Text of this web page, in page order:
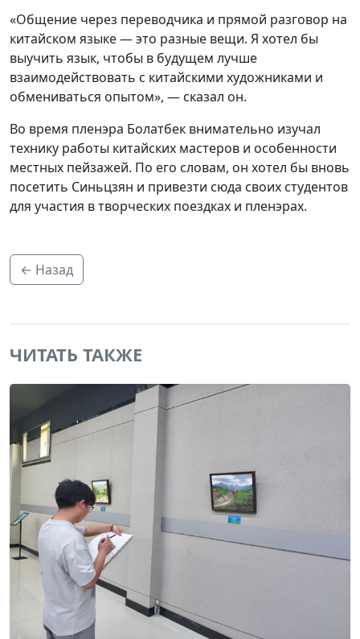
«Общение через переводчика и прямой разговор на
китайском языке — это разные вещи. Я хотел бы
выучить язык, чтобы в будущем лучше
взаимодействовать с китайскими художниками и
обмениваться опытом», — сказал он.
Во время пленэра Болатбек внимательно изучал
технику работы китайских мастеров и особенности
местных пейзажей. По его словам, он хотел бы вновь
посетить Синьцзян и привезти сюда своих студентов
для участия в творческих поездках и пленэрах.
← Назад
ЧИТАТЬ ТАКЖЕ